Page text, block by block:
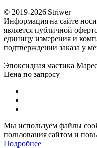
© 2019-2026 Striwer
Информация на сайте
является публичной
единицу измерения и
подтверждении заказа у
Эпоксидная мастика
Цена по запросу
Мы используем файлы
пользования сайтом и
Подробнее